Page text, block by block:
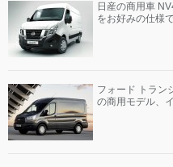
日産の商用車
をお好みの仕様
フォード トラン
の商用モデル、